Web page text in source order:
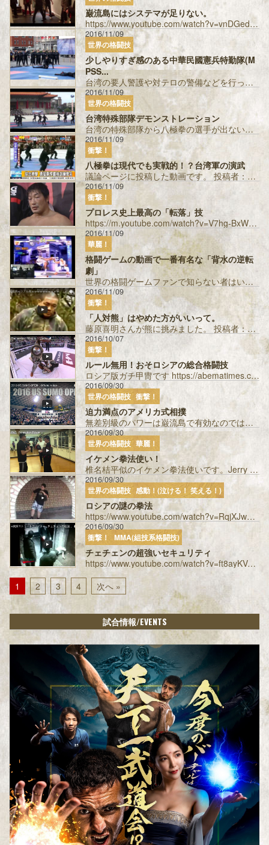
巌流島にはシステマが足りない。
https://www.youtube.com/watch?v=vnDGedaz5no この脱力した華麗な動きはシステマ特有の物、巌流島で見...
2016/11/09
世界の格闘技
少しやりすぎ感のある中華民國憲兵特勤隊(M
PSS...
台湾の要人警護や対テロの警備などを行っている特殊部隊のデモンストレーションです。 映像の3：55ぐらいから出てくる白色の丸い盾は、中国の伝統...
2016/11/09
世界の格闘技
台湾特殊部隊デモンストレーション
台湾の特殊部隊から八極拳の選手が出ないかなぁ・・・。 投稿者：ぶらっく ...
2016/11/09
衝撃！
八極拳は現代でも実戦的！？台湾軍の演武
議論ページに投稿した動画です。 投稿者：ぶらっく ...
2016/11/09
衝撃！
プロレス史上最高の「転落」技
https://m.youtube.com/watch?v=V7hg-BxWUHw 2003年3月1日の三沢光晴対小橋建太の試合です。 31...
2016/11/09
華麗！
格闘ゲームの動画で一番有名な「背水の逆転
劇」
世界の格闘ゲームファンで知らない者はいないくらい有名な梅原大吾さんのプレイ動画です。 一つでも技が当たったら負けるという状況で、全部ガードし...
2016/11/09
衝撃！
「人対熊」はやめた方がいいって。
藤原喜明さんが熊に挑みました。 投稿者：Ｗミノル ...
2016/10/07
衝撃！
ルール無用！おそロシアの総合格闘技
ロシア版ガチ甲冑です https://abematimes.com/posts/1199989 投稿者：サンS...
2016/09/30
世界の格闘技 衝撃！
迫力満点のアメリカ式相撲
無差別級のパワーは巌流島で有効なのではないか 投稿者：サンS...
2016/09/30
世界の格闘技 華麗！
イケメン拳法使い！
椎名桔平似のイケメン拳法使いです。Jerry yeungさんという方です。詠春拳の達人です。 投稿者：uedabasil...
2016/09/30
世界の格闘技 感動！(泣ける！ 笑える！)
ロシアの謎の拳法
https://www.youtube.com/watch?v=RqjXJwQPhGo 強いのか弱いのかイマイチわからない、見ると微妙な気持...
2016/09/30
衝撃！
MMA(組技系格闘技)
チェチェンの超強いセキュリティ
https://www.youtube.com/watch?v=ft8ayKVgTeU 初めて見たとき衝撃を受けました。巌流島に上がってほし...
1
2 3 4 次へ »
試合情報/EVENTS